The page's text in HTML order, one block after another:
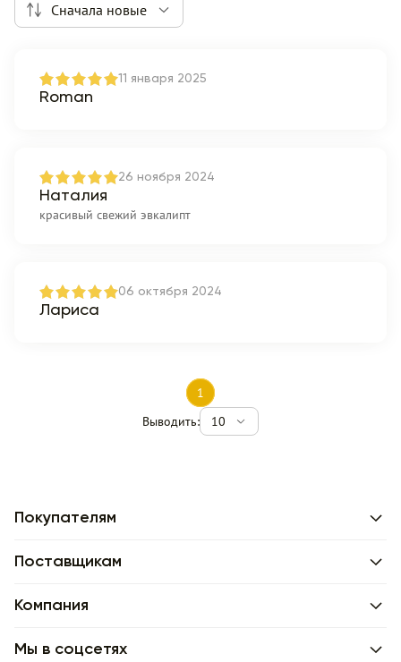
Сначала новые
11 января 2025
Roman
26 ноября 2024
Наталия
красивый свежий эвкалипт
06 октября 2024
Лариса
1
Выводить:
10
Покупателям
Поставщикам
Компания
Мы в соцсетях